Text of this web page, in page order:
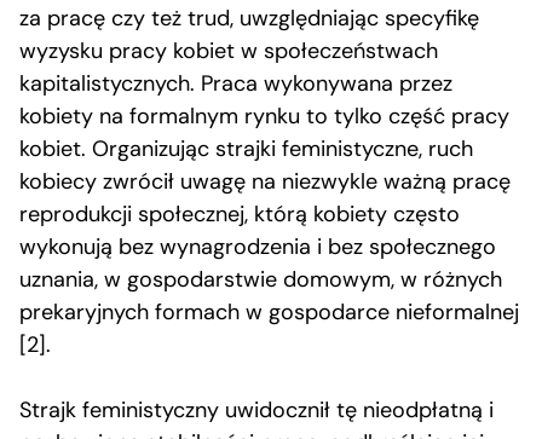
za pracę czy też trud, uwzględniając specyfikę
wyzysku pracy kobiet w społeczeństwach
kapitalistycznych. Praca wykonywana przez
kobiety na formalnym rynku to tylko część pracy
kobiet. Organizując strajki feministyczne, ruch
kobiecy zwrócił uwagę na niezwykle ważną pracę
reprodukcji społecznej, którą kobiety często
wykonują bez wynagrodzenia i bez społecznego
uznania, w gospodarstwie domowym, w różnych
prekaryjnych formach w gospodarce nieformalnej
[2].
Strajk feministyczny uwidocznił tę nieodpłatną i